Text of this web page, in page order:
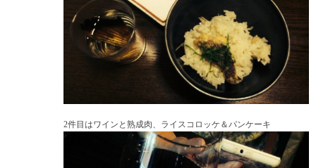
2件目はワインと熟成肉、ライスコロッケ＆パンケーキ